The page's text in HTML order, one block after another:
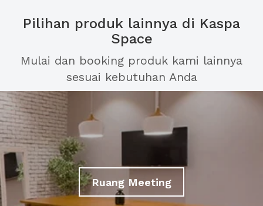
Pilihan produk lainnya di Kaspa
Space
Mulai dan booking produk kami lainnya
sesuai kebutuhan Anda
Ruang Meeting